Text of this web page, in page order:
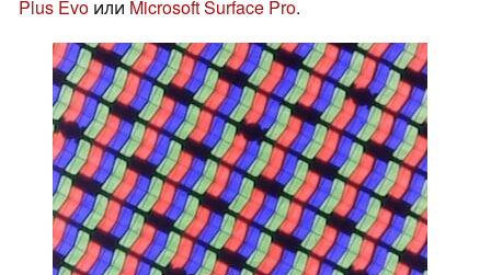
Plus Evo или Microsoft Surface Pro.